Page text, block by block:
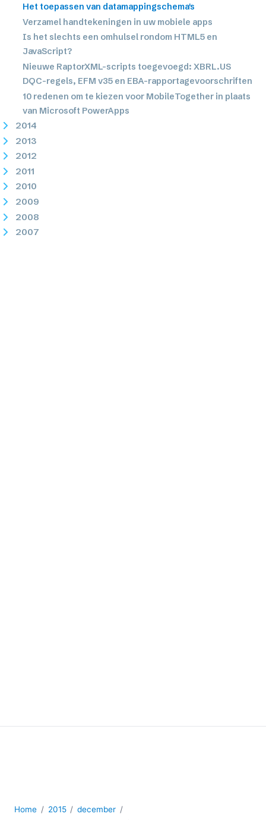
Het toepassen van datamappingschema's
Verzamel handtekeningen in uw mobiele apps
Is het slechts een omhulsel rondom HTML5 en
JavaScript?
Nieuwe RaptorXML-scripts toegevoegd: XBRL.US
DQC-regels, EFM v35 en EBA-rapportagevoorschriften
10 redenen om te kiezen voor MobileTogether in plaats
van Microsoft PowerApps
2014
2013
2012
2011
2010
2009
2008
2007
Home 2015
december